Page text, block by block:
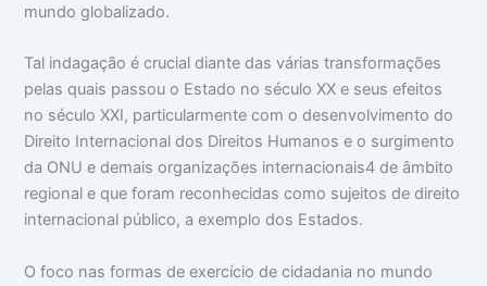
mundo globalizado.
Tal indagação é crucial diante das várias transformações
pelas quais passou o Estado no século XX e seus efeitos
no século XXI, particularmente com o desenvolvimento do
Direito Internacional dos Direitos Humanos e o surgimento
da ONU e demais organizações internacionais4 de âmbito
regional e que foram reconhecidas como sujeitos de direito
internacional público, a exemplo dos Estados.
O foco nas formas de exercício de cidadania no mundo